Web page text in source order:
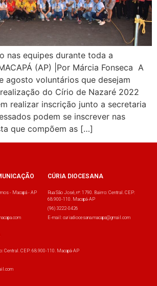
nas equipes durante toda a
(AP) |Por Márcia Fonseca A
agosto voluntários que desejam
do Círio de Nazaré 2022
realizar inscrição junto a secretaria
podem se inscrever nas
que compõem as […]
- Macapá - AP
CÚRIA DIOCESANA
Rua São José, nº: 1790. Bairro: Central. CEP:
68.900-110. Macapá-AP
(96) 3222-0426
E-mail: curiadiocesana.macapa@gmail.com
Central. CEP: 68.900-110. Macapá-AP